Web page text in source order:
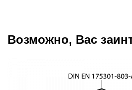
Возможно, Вас